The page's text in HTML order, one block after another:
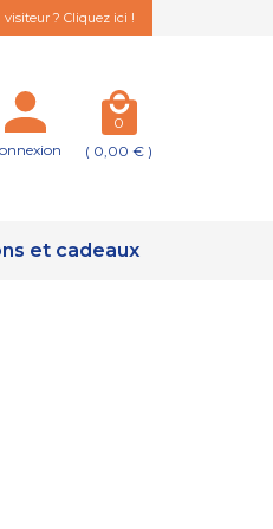
visiteur ? Cliquez ici !
0
( 0,00 € )
et cadeaux